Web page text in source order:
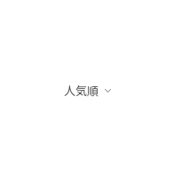
人気順